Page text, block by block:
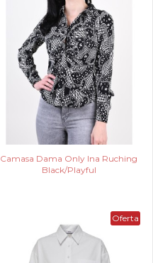
Camasa Dama Only Ina Ruching
Black/Playful
Oferta